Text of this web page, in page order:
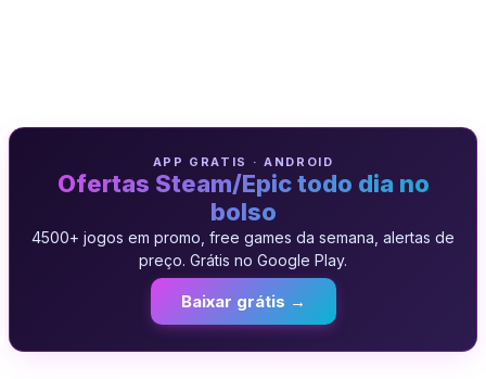
APP GRATIS · ANDROID
Ofertas Steam/Epic todo dia no
bolso
4500+ jogos em promo, free games da semana, alertas de
preço. Grátis no Google Play.
Baixar grátis →